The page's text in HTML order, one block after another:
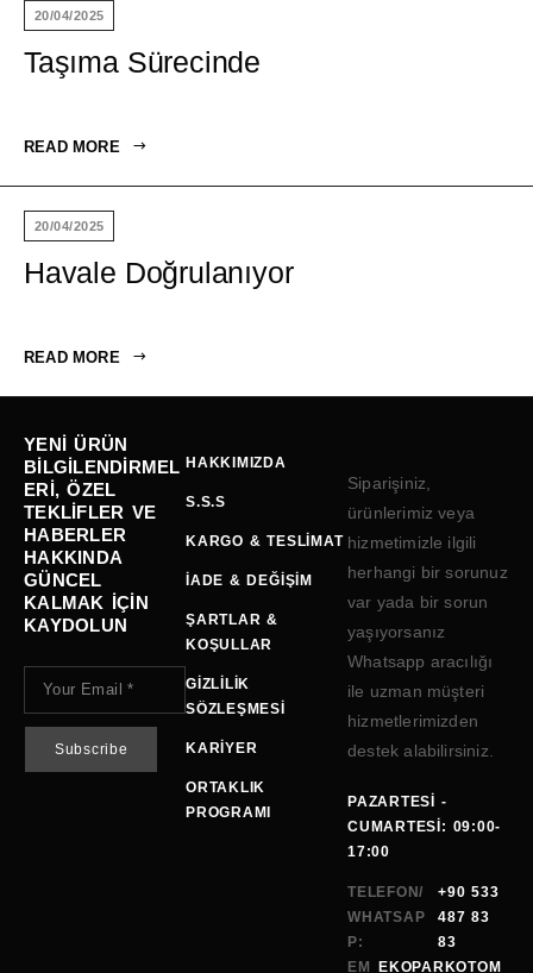
20/04/2025
Taşıma Sürecinde
READ MORE
20/04/2025
Havale Doğrulanıyor
READ MORE
YENI ÜRÜN
BILGILENDIRMEL
ERI, ÖZEL
TEKLIFLER VE
HABERLER
HAKKINDA
GÜNCEL
KALMAK IÇIN
KAYDOLUN
HAKKIMIZDA
S.S.S
KARGO & TESLIMAT
İADE & DEĞIŞIM
ŞARTLAR &
KOŞULLAR
GIZLILIK
SÖZLEŞMESI
KARIYER
ORTAKLIK
PROGRAMI
Siparişiniz,
ürünlerimiz veya
hizmetimizle ilgili
herhangi bir sorunuz
var yada bir sorun
yaşıyorsanız
Whatsapp aracılığı
ile uzman müşteri
hizmetlerimizden
destek alabilirsiniz.
PAZARTESI -
CUMARTESI: 09:00-
17:00
TELEFON/
WHATSAP
P:
+90 533
487 83
83
EM
EKOPARKOTOM